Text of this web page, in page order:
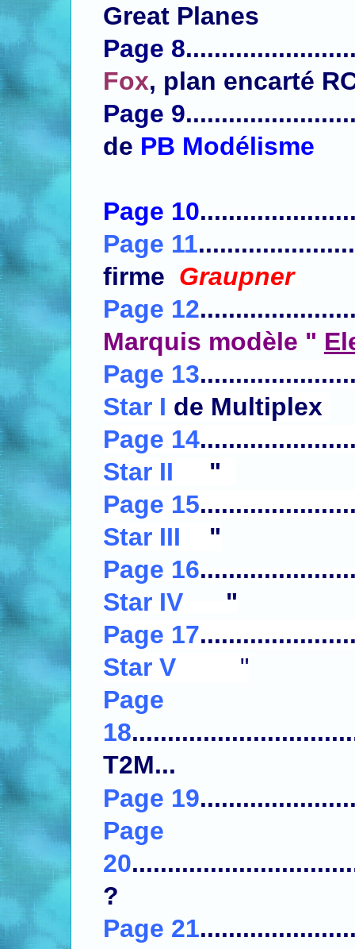
Great Planes
Page 8
Fox, plan encarté
Page 9
de PB Modélisme
Page 10
Page 11
firme Graupner
Page 12
Marquis modèle "
Page 13
Star I de Multiplex
Page 14
Star II "
Page 15
Star III "
Page 16
Star IV
"
Page 17
Star V
"
Page
18
T2M...
Page 19
Page
20
?
Page 21